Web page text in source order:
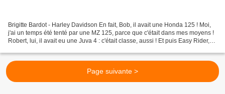
Brigitte Bardot - Harley Davidson En fait, Bob, il avait une Honda 125 ! Moi,
j'ai un temps été tenté par une MZ 125, parce que c'était dans mes moyens !
Robert, lui, il avait eu une Juva 4 : c'était classe, aussi ! Et puis Easy Rider,
Page suivante >